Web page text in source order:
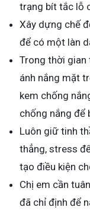
trạng bít tắc lỗ
Xây dựng chế
để có một làn
Trong thời gian
ánh nắng mặt
kem chống
chống nắng để
Luôn giữ tinh
thẳng, stress
tạo điều kiện
Chị em cần
đã chỉ định để